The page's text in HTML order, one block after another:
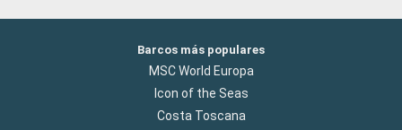
Barcos más populares
MSC World Europa
Icon of the Seas
Costa Toscana